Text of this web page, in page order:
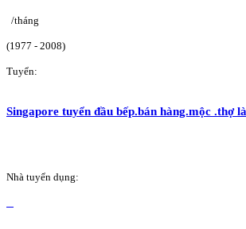
/tháng
(1977 - 2008)
Tuyển:
Singapore tuyển đầu bếp.bán hàng.mộc .thợ
Nhà tuyển dụng: